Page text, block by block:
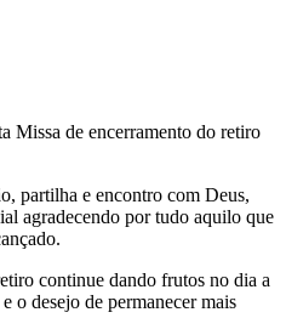
Missa de encerramento do retiro
partilha e encontro com Deus,
agradecendo por tudo aquilo que
continue dando frutos no dia a
o desejo de permanecer mais